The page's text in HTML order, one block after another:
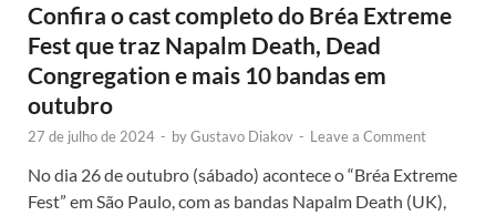
Confira o cast completo do Bréa Extreme
Fest que traz Napalm Death, Dead
Congregation e mais 10 bandas em
outubro
27 de julho de 2024 - byGustavo Diakov - Leave a Comment
No dia 26 de outubro (sábado) acontece o “Bréa Extreme
Fest” em São Paulo, com as bandas Napalm Death (UK),